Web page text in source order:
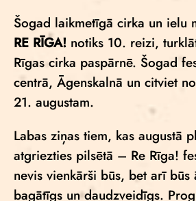
Šogad laikmetīgā cirka un ielu
RE RĪGA! notiks 10. reizi,
Rīgas cirka paspārnē. Šogad
centrā, Āgenskalnā un citviet
21. augustam.
Labas ziņas tiem, kas augustā
atgriezties pilsētā – Re Rīga!
nevis vienkārši būs, bet arī būs
bagātīgs un daudzveidīgs.